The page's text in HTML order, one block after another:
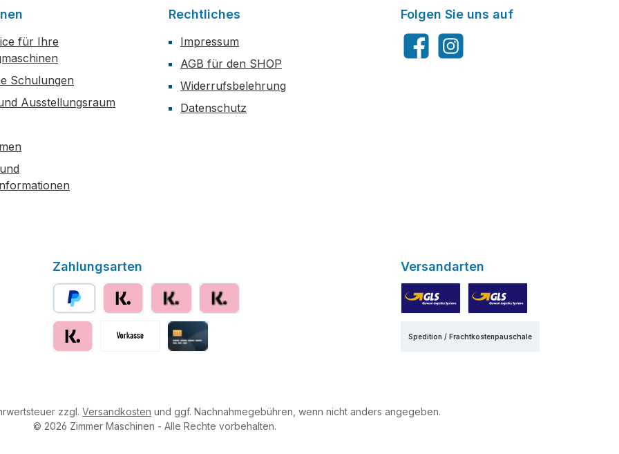
für Ihre
Schulungen
Ausstellungsraum
Rechtliches
Impressum
AGB für den SHOP
Widerrufsbelehrung
Datenschutz
Zahlungsarten
PayPal Klarna Ratenzahlung
Klarna Rechnung
Versandarten
Spedition / Frachtkostenpauschale
Folgen Sie uns auf
FacebookInstagram
zzgl. Versandkosten und ggf. Nachnahmegebühren, wenn nicht anders angegeben.
© 2026 Zimmer Maschinen - Alle Rechte vorbehalten.